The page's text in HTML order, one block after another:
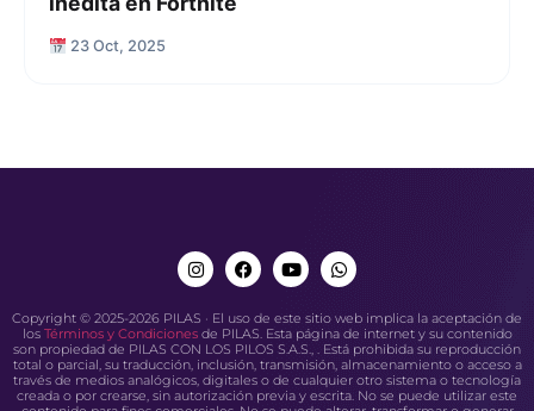
23 Oct, 2025
Copyright © 2025-2026 PILAS · El uso de este sitio web implica la aceptación de
los Términos y Condicionesde PILAS. Esta página de internet y su contenido
son propiedad de PILAS CON LOS PILOS S.A.S., . Está prohibida su reproducción
total o parcial, su traducción, inclusión, transmisión, almacenamiento o acceso a
través de medios analógicos, digitales o de cualquier otro sistema o tecnología
creada o por crearse, sin autorización previa y escrita. No se puede utilizar este